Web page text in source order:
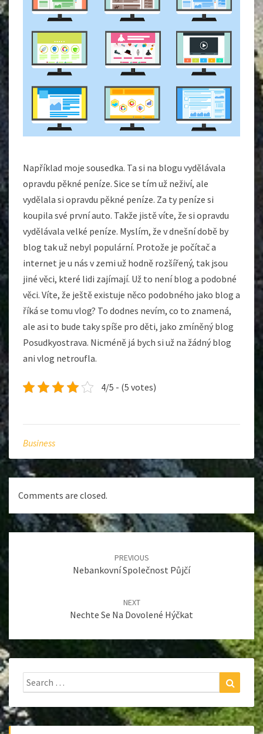
Například moje sousedka. Ta si na blogu vydělávala
opravdu pěkné peníze. Sice se tím už neživí, ale
vydělala si opravdu pěkné peníze. Za ty peníze si
koupila své první auto. Takže jistě víte, že si opravdu
vydělávala velké peníze. Myslím, že v dnešní době by
blog tak už nebyl populární. Protože je počítač a
internet je u nás v zemi už hodně rozšířený, tak jsou
jiné věci, které lidi zajímají. Už to není blog a podobné
věci. Víte, že ještě existuje něco podobného jako blog a
říká se tomu vlog? To dodnes nevím, co to znamená,
ale asi to bude taky spíše pro děti, jako zmíněný blog
Posudkyostrava. Nicméně já bych si už na žádný blog
ani vlog netroufla.
4/5 - (5 votes)
Business
Comments are closed.
navigation
PREVIOUS
Nebankovní Společnost Půjčí
NEXT
Nechte Se Na Dovolené Hýčkat
Search
for:
Search